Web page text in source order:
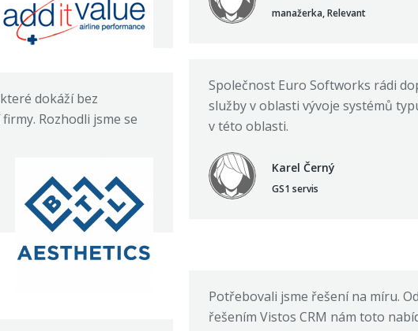
manažerka, Relevant
Společnost Euro Softworks rádi
služby v oblasti vývoje systémů
v této oblasti.
Karel Černý
GS1 servis
dokáží bez
Rozhodli jsme se
Potřebovali jsme řešení na míru.
řešením Vistos CRM nám toto